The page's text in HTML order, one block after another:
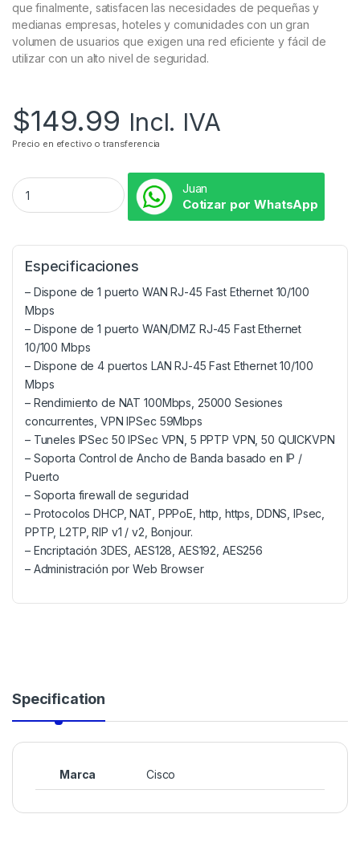
que finalmente, satisfacen las necesidades de pequeñas y
medianas empresas, hoteles y comunidades con un gran
volumen de usuarios que exigen una red eficiente y fácil de
utilizar con un alto nivel de seguridad.
$149.99 Incl. IVA
Precio en efectivo o transferencia
Juan
Cotizar por WhatsApp
Especificaciones
– Dispone de 1 puerto WAN RJ-45 Fast Ethernet 10/100
Mbps
– Dispone de 1 puerto WAN/DMZ RJ-45 Fast Ethernet
10/100 Mbps
– Dispone de 4 puertos LAN RJ-45 Fast Ethernet 10/100
Mbps
– Rendimiento de NAT 100Mbps, 25000 Sesiones
concurrentes, VPN IPSec 59Mbps
– Tuneles IPSec 50 IPSec VPN, 5 PPTP VPN, 50 QUICKVPN
– Soporta Control de Ancho de Banda basado en IP /
Puerto
– Soporta firewall de seguridad
– Protocolos DHCP, NAT, PPPoE, http, https, DDNS, IPsec,
PPTP, L2TP, RIP v1 / v2, Bonjour.
– Encriptación 3DES, AES128, AES192, AES256
– Administración por Web Browser
Specification
Marca Cisco